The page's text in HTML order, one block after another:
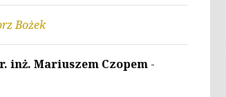
Bożek
inż. Mariuszem Czopem -